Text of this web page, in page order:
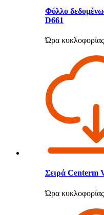
Φύλλο
D661
Ώρα
Σειρά Centerm
Ώρα